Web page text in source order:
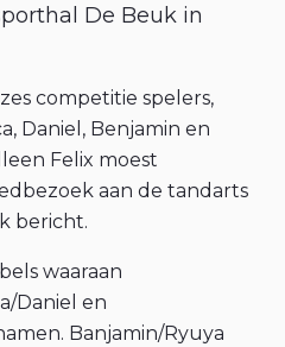
De Beuk in
competitie spelers,
Daniel, Benjamin en
Felix moest
aan de tandarts
bericht.
waaraan
Daniel en
Banjamin/Ryuya